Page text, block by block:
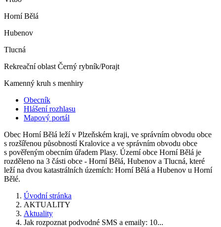
Horní Bělá
Hubenov
Tlucná
Rekreační oblast Černý rybník/Porajt
Kamenný kruh s menhiry
Obecník
Hlášení rozhlasu
Mapový portál
Obec Horní Bělá leží v Plzeňském kraji, ve správním obvodu obce
s rozšířenou působností Kralovice a ve správním obvodu obce
s pověřeným obecním úřadem Plasy. Území obce Horní Bělá je
rozděleno na 3 části obce - Horní Bělá, Hubenov a Tlucná, které
leží na dvou katastrálních územích: Horní Bělá a Hubenov u Horní
Bělé.
Úvodní stránka
AKTUALITY
Aktuality
Jak rozpoznat podvodné SMS a emaily: 10...